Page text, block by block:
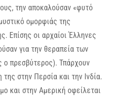
την αποκαλούσαν «φυτό
ομορφιάς της
Επίσης οι αρχαίοι Έλληνες
για την θεραπεία των
ο πρεσβύτερος). Τπάρχουν
στην Περσία και την Ινδία.
και στην Αμερική οφείλεται